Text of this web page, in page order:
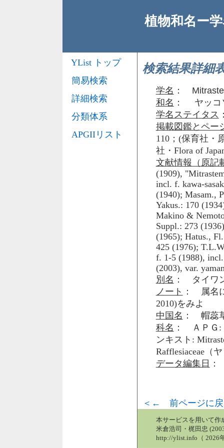
植物和名ー
検索結果詳細
学名 ：
和名 ： ヤッコ
学名ステイタス
掲載図鑑とペー
110；(保育社・
社・Flora of
文献情報（原記
(1909),
incl. f. kawa-
(1940); Masam.,
Yakus.: 170
Makino &
Suppl.: 273
(1965); Hatus.,
425 (1976);
f. 1-5 (1988),
(2003), var.
別名 ： タイワ
ノート ： 属名
2010)をみよ
中国名 ： 帽蕊
科名 ： ＡＰＧ:
ンキスト:
Rafflesiaceae（
データ編集日
＜← 前ページに戻
YList トップ
簡易検索
詳細検索
分類体系
APGIIリスト
本サービスを用いて作
米倉浩司・梶田忠
http://ylist.info（ 2026